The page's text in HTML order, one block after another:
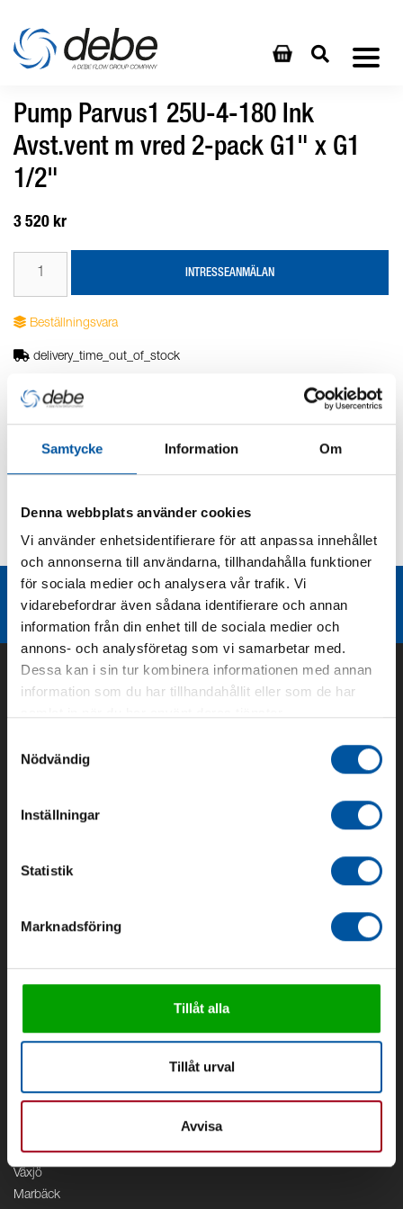
Samtycke Information Om
Denna webbplats använder cookies
Vi använder enhetsidentifierare för att anpassa innehållet
och annonserna till användarna, tillhandahålla funktioner
för sociala medier och analysera vår trafik. Vi
vidarebefordrar även sådana identifierare och annan
information från din enhet till de sociala medier och
annons- och analysföretag som vi samarbetar med.
Dessa kan i sin tur kombinera informationen med annan
information som du har tillhandahållit eller som de har
Nödvändig
Inställningar
Statistik
Marknadsföring
Tillåt alla
Tillåt urval
Avvisa
Pump Parvus1 25U-4-180 Ink
Avst.vent m vred 2-pack G1" x G1
1/2"
3 520 kr
INTRESSEANMÄLAN
Beställningsvara
delivery_time_out_of_stock
Produktbeskrivning
Teknisk dokumentation
Liknande produktgrupper
Om Debe
Områden
Vattenrening
V/A
Borås
Växjö
Marbäck